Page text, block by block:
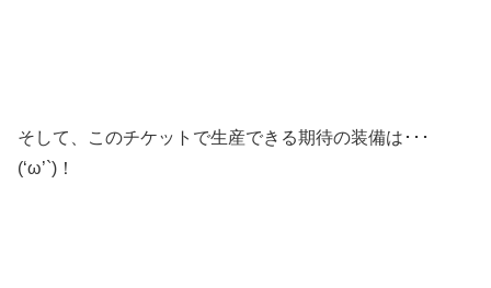
そして、このチケットで生産できる期待の装備は･･･
(‘ω’`)！